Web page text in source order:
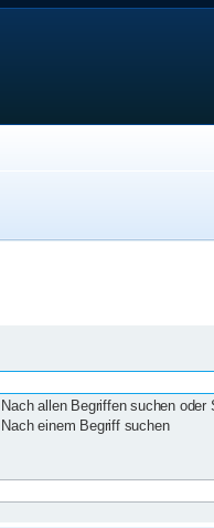
Nach allen Begriffen suchen oder
Nach einem Begriff suchen